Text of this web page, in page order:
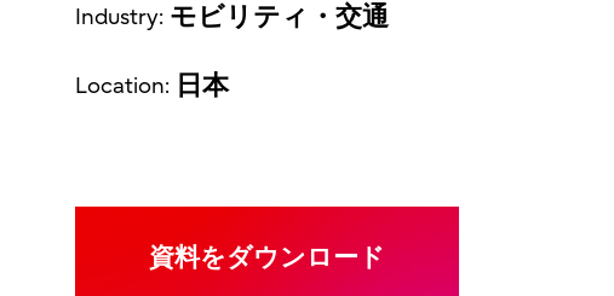
Industry: モビリティ・交通
Location: 日本
資料をダウンロード